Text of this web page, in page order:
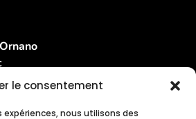
le consentement
expériences, nous utilisons des